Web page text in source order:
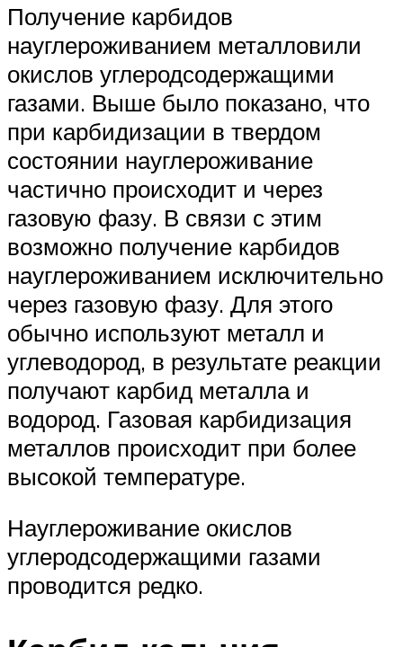
Получение карбидов
науглероживанием металловили
окислов углеродсодержащими
газами. Выше было показано, что
при карбидизации в твердом
состоянии науглероживание
частично происходит и через
газовую фазу. В связи с этим
возможно получение карбидов
науглероживанием исключительно
через газовую фазу. Для этого
обычно используют металл и
углеводород, в результате реакции
получают карбид металла и
водород. Газовая карбидизация
металлов происходит при более
высокой температуре.
Науглероживание окислов
углеродсодержащими газами
проводится редко.